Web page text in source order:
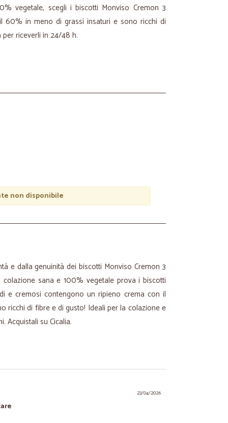
vegetale, scegli i biscotti Monviso Cremon 3
60% in meno di grassi insaturi e sono ricchi di
per riceverli in 24/48 h.
non disponibile
e dalla genuinità dei biscotti Monviso Cremon 3
sana e 100% vegetale prova i biscotti
e cremosi contengono un ripieno crema con il
ricchi di fibre e di gusto! Ideali per la colazione e
Acquistali su Cicalia.
23/04/2026